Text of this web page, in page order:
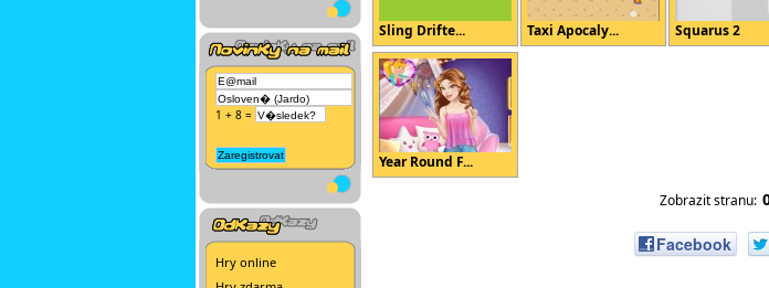
1 + 8 =
Hry online
Sling Drifte... Taxi Apocaly... Squarus 2
Year Round F...
Zobrazit stranu:
Facebook